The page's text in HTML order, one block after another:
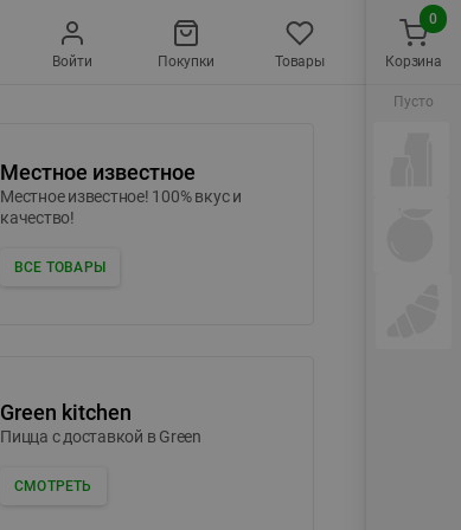
Войти Покупки Товары
Местное известное
Местное известное! 100% вкус и
качество!
ВСЕ ТОВАРЫ
Green kitchen
Пицца c доставкой в Green
СМОТРЕТЬ
Корзина
0
Пусто